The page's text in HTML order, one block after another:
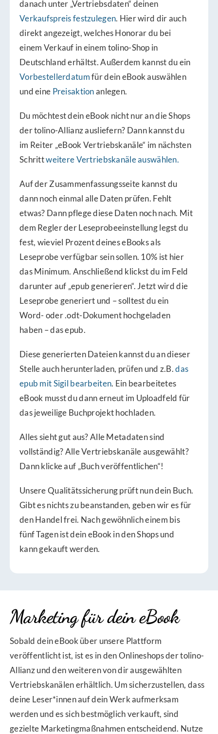
danach unter „Vertriebsdaten“ deinen
Verkaufspreis festzulegen. Hier wird dir auch
direkt angezeigt, welches Honorar du bei
einem Verkauf in einem tolino-Shop in
Deutschland erhältst. Außerdem kannst du ein
Vorbestellerdatumfür dein eBook auswählen
und eine Preisaktionanlegen.
Du möchtest dein eBook nicht nur an die Shops
der tolino-Allianz ausliefern? Dann kannst du
im Reiter „eBook Vertriebskanäle“ im nächsten
Schrittweitere Vertriebskanäle auswählen.
Auf der Zusammenfassungsseite kannst du
dann noch einmal alle Daten prüfen. Fehlt
etwas? Dann pflege diese Daten noch nach. Mit
dem Regler der Leseprobeeinstellung legst du
fest, wieviel Prozent deines eBooks als
Leseprobe verfügbar sein sollen. 10% ist hier
das Minimum. Anschließend klickst du im Feld
darunter auf „epub generieren“. Jetzt wird die
Leseprobe generiert und – solltest du ein
Word- oder .odt-Dokument hochgeladen
haben – das epub.
Diese generierten Dateien kannst du an dieser
Stelle auch herunterladen, prüfen und z.B.das
epub mit Sigil bearbeiten. Ein bearbeitetes
eBook musst du dann erneut im Uploadfeld für
das jeweilige Buchprojekt hochladen.
Alles sieht gut aus? Alle Metadaten sind
vollständig? Alle Vertriebskanäle ausgewählt?
Dann klicke auf „Buch veröffentlichen“!
Unsere Qualitätssicherung prüft nun dein Buch.
Gibt es nichts zu beanstanden, geben wir es für
den Handel frei. Nach gewöhnlich einem bis
fünf Tagen ist dein eBook in den Shops und
kann gekauft werden.
Marketing für dein eBook
Sobald dein eBook über unsere Plattform
veröffentlicht ist, ist es in den Onlineshops der tolino-
Allianz und den weiteren von dir ausgewählten
Vertriebskanälen erhältlich. Um sicherzustellen, dass
deine Leser*innen auf dein Werk aufmerksam
werden und es sich bestmöglich verkauft, sind
gezielte Marketingmaßnahmen entscheidend. Nutze